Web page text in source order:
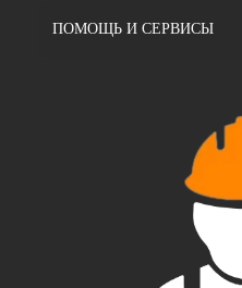
ПОМОЩЬ И СЕРВИСЫ